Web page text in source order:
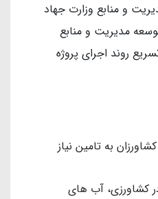
و منابع وزارت جهاد
مدیریت و منابع
روند اجرای پروژه
به تامین نیاز
کشاورزی، آب های